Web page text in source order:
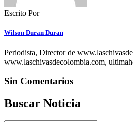
Escrito Por
Wilson Duran Duran
Periodista, Director de
www.laschivasdecolombia.com,
Sin Comentarios
Buscar Noticia